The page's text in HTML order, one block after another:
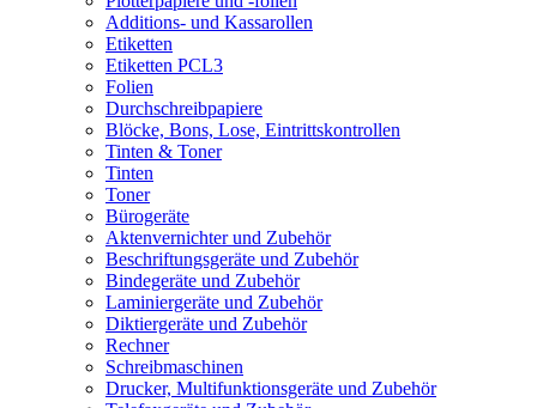
Additions- und Kassarollen
Etiketten
Etiketten PCL3
Folien
Durchschreibpapiere
Blöcke, Bons, Lose, Eintrittskontrollen
Tinten & Toner
Tinten
Toner
Bürogeräte
Aktenvernichter und Zubehör
Beschriftungsgeräte und Zubehör
Bindegeräte und Zubehör
Laminiergeräte und Zubehör
Diktiergeräte und Zubehör
Rechner
Schreibmaschinen
Drucker, Multifunktionsgeräte und Zubehör